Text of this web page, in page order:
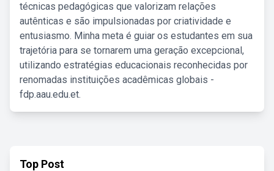
técnicas pedagógicas que valorizam relações
autênticas e são impulsionadas por criatividade e
entusiasmo. Minha meta é guiar os estudantes em sua
trajetória para se tornarem uma geração excepcional,
utilizando estratégias educacionais reconhecidas por
renomadas instituições acadêmicas globais -
fdp.aau.edu.et.
Top Post